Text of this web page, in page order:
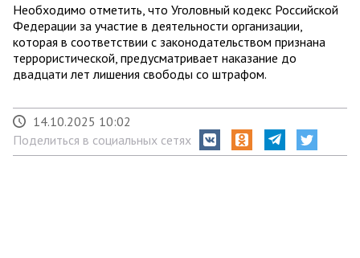
Необходимо отметить, что Уголовный кодекс Российской
Федерации за участие в деятельности организации,
которая в соответствии с законодательством признана
террористической, предусматривает наказание до
двадцати лет лишения свободы со штрафом.
14.10.2025 10:02
Поделиться в социальных сетях